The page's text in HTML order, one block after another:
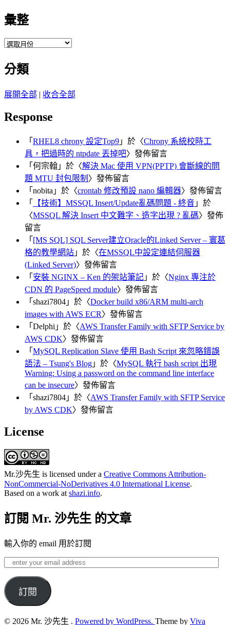
彙整
彙
分類
展開全部 | 收合全部
Response
「 RHEL8 chrony 設定Top9 」於〈Chrony 系統校時工
具，把過時的 ntpdate 丟掉吧〉發佈留言
「 何宗翰 」於〈解決 Mac 使用 VPN(PPTP) 會斷線的問
題 MTU 封包限制 〉發佈留言
「 nobita 」於〈crontab 修改預設 nano 編輯器〉發佈留言
「
【技術】MSSQL Insert/Update亂碼問題 - 終音 」於
〈MSSQL 解決 Insert 中文難字、造字出現 ? 亂碼〉發佈
留言
「 [MS SQL] SQL Server建立Oracle的Linked Server – 寰葛
格的教學網站 」於〈在MSSQL中設定連結伺服器
(Linked Server)〉發佈留言
「 安裝 NGINX – Ken 的架站筆記 」於〈Nginx 專注於
CDN 的 PageSpeed module〉發佈留言
「 shazi7804 」於〈Docker build x86/ARM multi-arch
images with AWS ECR〉發佈留言
「 Delphi 」於〈AWS Transfer Family with SFTP Service by
AWS CDK〉發佈留言
「 MySQL Replication Slave 使用 Bash Script 來忽略錯誤
語法 – Tsung's Blog 」於〈MySQL 執行 bash script 出現
Warning: Using a password on the command line interface
can be insecure〉發佈留言
「 shazi7804 」於〈AWS Transfer Family with SFTP Service
by AWS CDK〉發佈留言
License
Mr.沙先生 is licensed under a Creative Commons Attribution-
NonCommercial-NoDerivatives 4.0 International License.
Based on a work at shazi.info.
訂閱 Mr. 沙先生 的文章
輸入你的 email 用於訂閱
enter
your
email
address訂閱
© 2026 Mr. 沙先生 . Powered by WordPress. Theme by Viva